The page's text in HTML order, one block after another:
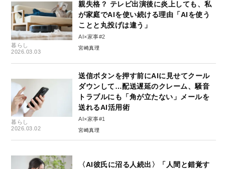
暮らし
2026.03.03
親失格？ テレビ出演後に炎上しても、私
が家庭でAIを使い続ける理由「AIを使う
ことと丸投げは違う」
AI×家事#2
宮崎真理
暮らし
2026.03.02
送信ボタンを押す前にAIに見せてクール
ダウンして…配送遅延のクレーム、騒音
トラブルにも「角が立たない」メールを
送れるAI活用術
AI×家事#1
宮崎真理
〈AI彼氏に沼る人続出〉「人間と錯覚す